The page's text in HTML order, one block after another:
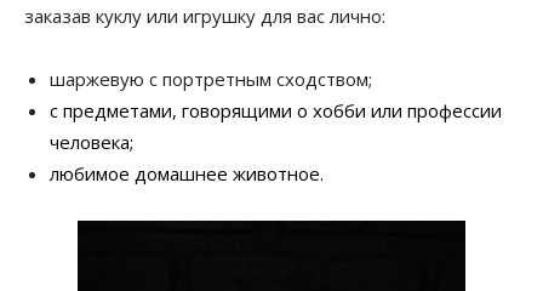
заказав куклу или игрушку для вас лично:
шаржевую с портретным сходством;
с предметами, говорящими о хобби или профессии
человека;
любимое домашнее животное.